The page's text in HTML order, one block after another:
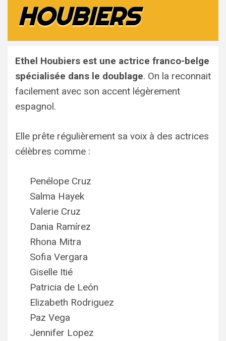
HOUBIERS
Ethel Houbiers est une actrice franco-belge
spécialisée dans le doublage. On la reconnait
facilement avec son accent légèrement
espagnol.
Elle prête régulièrement sa voix à des actrices
célèbres comme :
Penélope Cruz
Salma Hayek
Valerie Cruz
Dania Ramírez
Rhona Mitra
Sofia Vergara
Giselle Itié
Patricia de León
Elizabeth Rodriguez
Paz Vega
Jennifer Lopez